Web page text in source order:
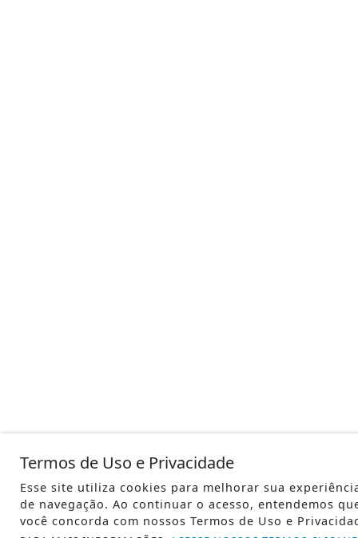
Termos de Uso e Privacidade
Esse site utiliza cookies para melhorar sua
de navegação. Ao continuar o acesso, entendemos
você concorda com nossos Termos de Uso e